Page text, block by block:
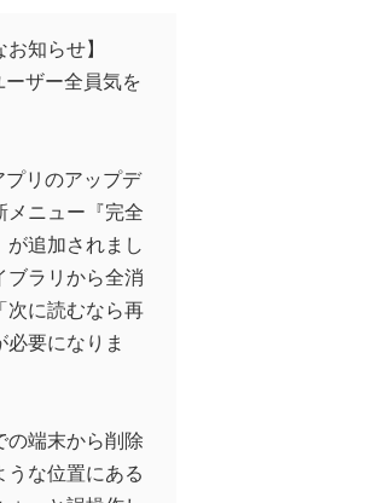
お知らせ】
ーザー全員気を
プリのアップデ
メニュー『完全
が追加されまし
ブラリから全消
次に読むなら再
必要になりま
の端末から削除
うな位置にある